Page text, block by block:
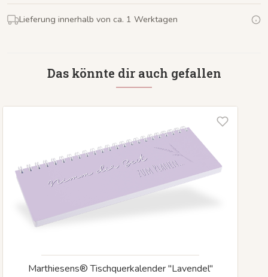
Lieferung innerhalb von ca. 1 Werktagen
Das könnte dir auch gefallen
Marthiesens® Tischquerkalender "Lavendel"